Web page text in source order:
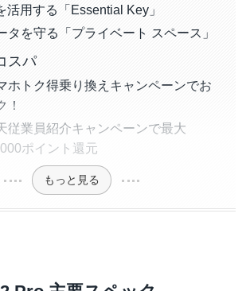
活用する「Essential Key」
タを守る「プライベート スペース」
スパ
ホトク得乗り換えキャンペーンでお
！
従業員紹介キャンペーンで最大
ポイント還元
もっと見る